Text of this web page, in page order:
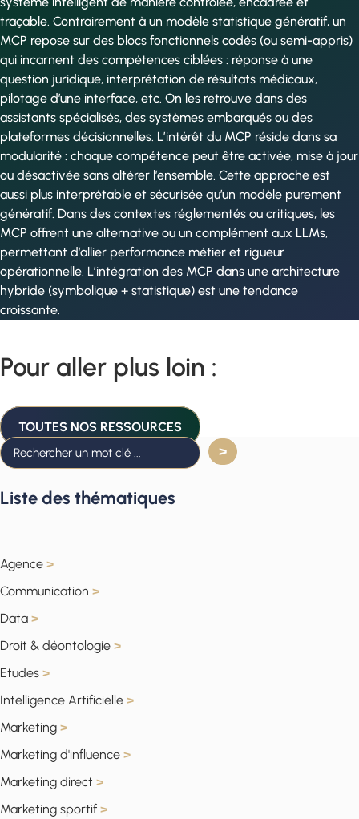
traçable. Contrairement à un modèle statistique génératif, un
MCP repose sur des blocs fonctionnels codés (ou semi-appris)
qui incarnent des compétences ciblées : réponse à une
question juridique, interprétation de résultats médicaux,
pilotage d’une interface, etc. On les retrouve dans des
assistants spécialisés, des systèmes embarqués ou des
plateformes décisionnelles. L’intérêt du MCP réside dans sa
modularité : chaque compétence peut être activée, mise à jour
ou désactivée sans altérer l’ensemble. Cette approche est
aussi plus interprétable et sécurisée qu’un modèle purement
génératif. Dans des contextes réglementés ou critiques, les
MCP offrent une alternative ou un complément aux LLMs,
permettant d’allier performance métier et rigueur
opérationnelle. L’intégration des MCP dans une architecture
hybride (symbolique + statistique) est une tendance
croissante.
Pour aller plus loin :
TOUTES NOS RESSOURCES
Liste des thématiques
Agence >
Communication >
Data >
Droit & déontologie >
Etudes >
Intelligence Artificielle >
Marketing >
Marketing d'influence >
Marketing direct >
Marketing sportif >